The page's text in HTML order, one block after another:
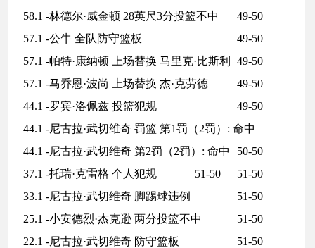
58.1 -林德尔·威金顿 28英尺3分投篮不中
49-50
57.1 -公牛 全队防守篮板
49-50
57.1 -帕特·康纳顿 上场替换 马里克·比斯利
49-50
57.1 -马乔恩·波尚 上场替换 杰·克劳德
49-50
44.1 -罗宾·洛佩兹 投篮犯规
49-50
44.1 -尼古拉·武切维奇 罚篮 第1罚（2罚）: 命中
50-50
44.1 -尼古拉·武切维奇 第2罚（2罚）: 命中
51-50
37.1 -托瑞·克雷格 个人犯规
51-50
33.1 -尼古拉·武切维奇 脚踢球违例
51-50
25.1 -小安德烈·杰克逊 两分投篮不中
51-50
22.1 -尼古拉·武切维奇 防守篮板
51-50